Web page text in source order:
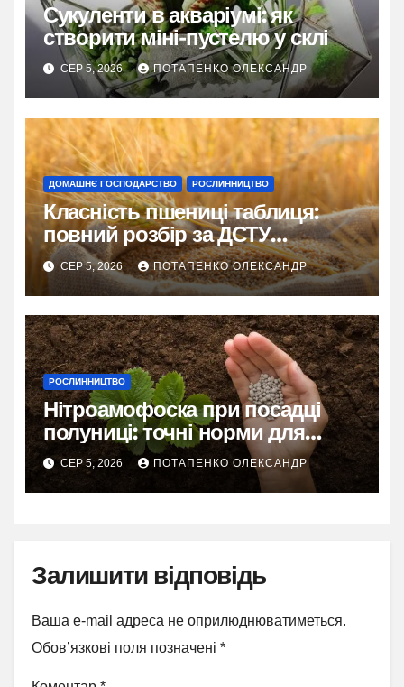
Сукуленти в акваріумі: як
створити міні-пустелю у склі
СЕР 5, 2026 ПОТАПЕНКО ОЛЕКСАНДР
ДОМАШНЄ ГОСПОДАРСТВО РОСЛИННИЦТВО
Класність пшениці таблиця:
повний розбір за ДСТУ
3768:2019
СЕР 5, 2026 ПОТАПЕНКО ОЛЕКСАНДР
РОСЛИННИЦТВО
Нітроамофоска при посадці
полуниці: точні норми для
рясного врожаю
СЕР 5, 2026 ПОТАПЕНКО ОЛЕКСАНДР
Залишити відповідь
Ваша e-mail адреса не оприлюднюватиметься.
Обов’язкові поля позначені *